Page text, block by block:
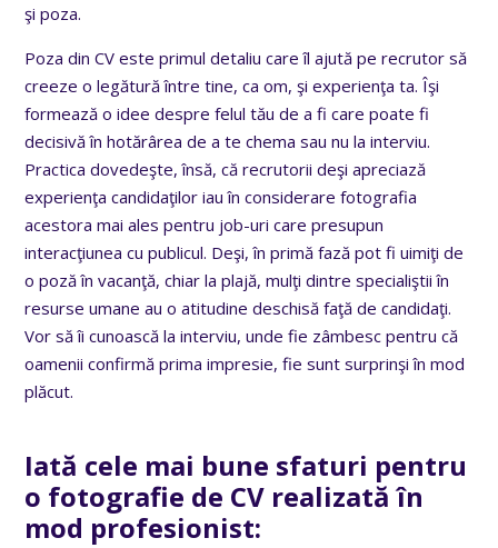
şi poza.
Poza din CV este primul detaliu care îl ajută pe recrutor să
creeze o legătură între tine, ca om, şi experienţa ta. Îşi
formează o idee despre felul tău de a fi care poate fi
decisivă în hotărârea de a te chema sau nu la interviu.
Practica dovedeşte, însă, că recrutorii deşi apreciază
experienţa candidaţilor iau în considerare fotografia
acestora mai ales pentru job-uri care presupun
interacţiunea cu publicul. Deşi, în primă fază pot fi uimiţi de
o poză în vacanţă, chiar la plajă, mulţi dintre specialiştii în
resurse umane au o atitudine deschisă faţă de candidaţi.
Vor să îi cunoască la interviu, unde fie zâmbesc pentru că
oamenii confirmă prima impresie, fie sunt surprinşi în mod
plăcut.
Iată cele mai bune sfaturi pentru
o fotografie de CV realizată în
mod profesionist: